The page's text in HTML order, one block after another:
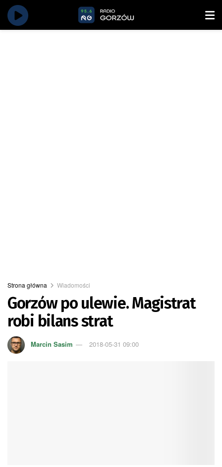
Strona główna Wiadomości
Gorzów po ulewie. Magistrat
robi bilans strat
Marcin Sasim 2018-05-31 09:00